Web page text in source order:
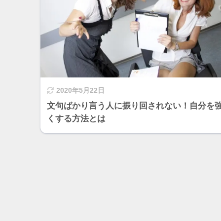
2020年5月22日
文句ばかり言う人に振り回されない！自分を
くする方法とは